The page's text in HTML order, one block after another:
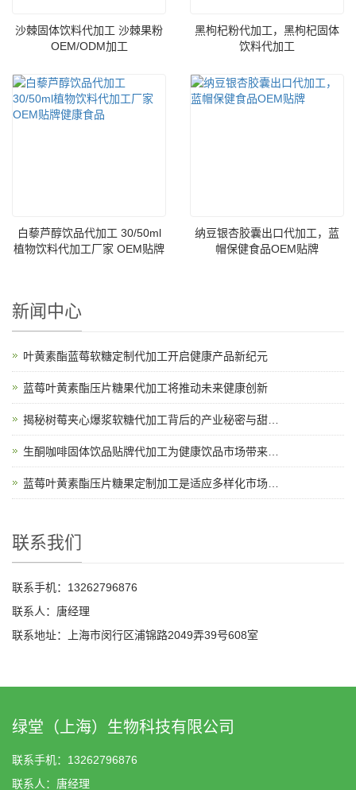
沙棘固体饮料代加工 沙棘果粉
OEM/ODM加工
黑枸杞粉代加工，黑枸杞固体
饮料代加工
白藜芦醇饮品代加工 30/50ml
植物饮料代加工厂家 OEM贴牌
纳豆银杏胶囊出口代加工，蓝
帽保健食品OEM贴牌
新闻中心
叶黄素酯蓝莓软糖定制代加工开启健康产品新纪元
蓝莓叶黄素酯压片糖果代加工将推动未来健康创新
联系我们
联系手机：13262796876
联系人：唐经理
联系地址：上海市闵行区浦锦路2049弄39号608室
绿堂（上海）生物科技有限公司
联系手机：13262796876
联系人：唐经理